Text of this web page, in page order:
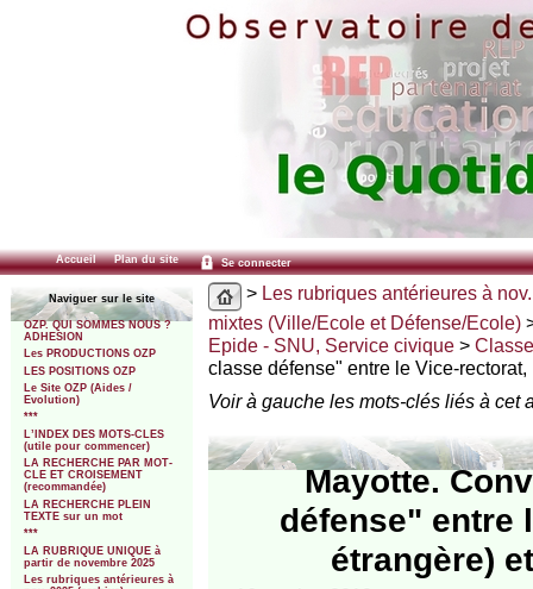
Accueil Plan du site Se connecter
Naviguer sur le site
OZP. QUI SOMMES NOUS ?
ADHESION
Les PRODUCTIONS OZP
LES POSITIONS OZP
Le Site OZP (Aides /
Evolution)
***
L’INDEX DES MOTS-CLES
(utile pour commencer)
LA RECHERCHE PAR MOT-
CLE ET CROISEMENT
(recommandée)
LA RECHERCHE PLEIN
TEXTE sur un mot
***
LA RUBRIQUE UNIQUE à
partir de novembre 2025
Les rubriques antérieures à
> Les rubriques antérieures à
mixtes (Ville/Ecole et Défense/Ecole)
Epide - SNU, Service civique>
classe défense" entre le Vice-
Voir à gauche les mots-clés liés à cet
Mayotte.
défense" entre
étrangère)